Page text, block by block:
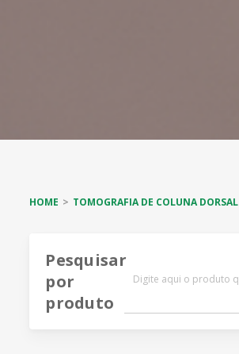
HOME TOMOGRAFIA DE COLUNA DORSAL
Pesquisar
por
produto